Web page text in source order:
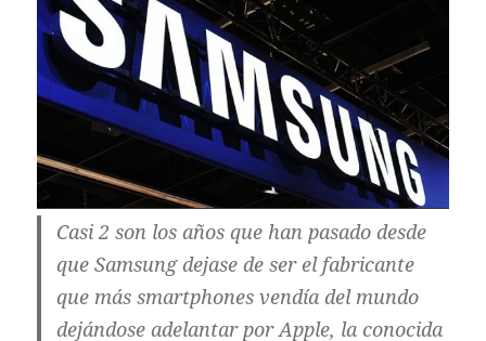
Casi 2 son los años que han pasado desde
que Samsung dejase de ser el fabricante
que más smartphones vendía del mundo
dejándose adelantar por Apple, la conocida